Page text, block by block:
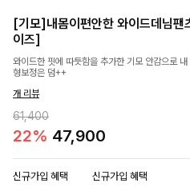
[기모]내몸이편안한 와이드데님
이즈]
와이드한 핏에 따듯함을 추가한 기모 안감으로
형보정은 덤++
개 리뷰
61,400
22% 47,900
신규가입 혜택 신규가입 혜택